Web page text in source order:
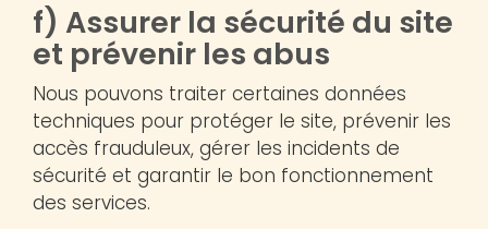
f) Assurer la sécurité du site
et prévenir les abus
Nous pouvons traiter certaines données
techniques pour protéger le site, prévenir les
accès frauduleux, gérer les incidents de
sécurité et garantir le bon fonctionnement
des services.